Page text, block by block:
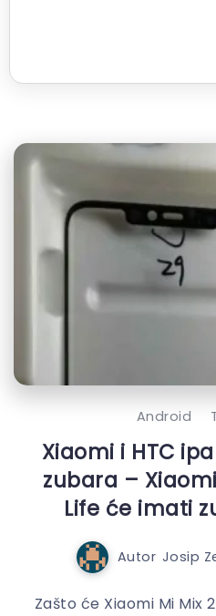
Android
Xiaomi i HTC
zubara – Xiaomi
Life će imati
Autor Josip
Zašto će Xiaomi Mi Mix